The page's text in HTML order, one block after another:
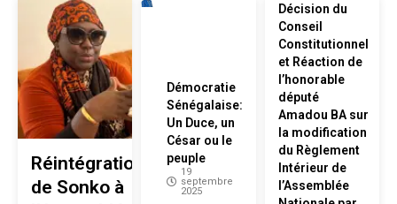
Réintégration
de Sonko à
Démocratie
Sénégalaise:
Un Duce, un
César ou le
peuple
19
septembre
2025
Décision du
Conseil
Constitutionnel
et Réaction de
l’honorable
député
Amadou BA sur
la modification
du Règlement
Intérieur de
l’Assemblée